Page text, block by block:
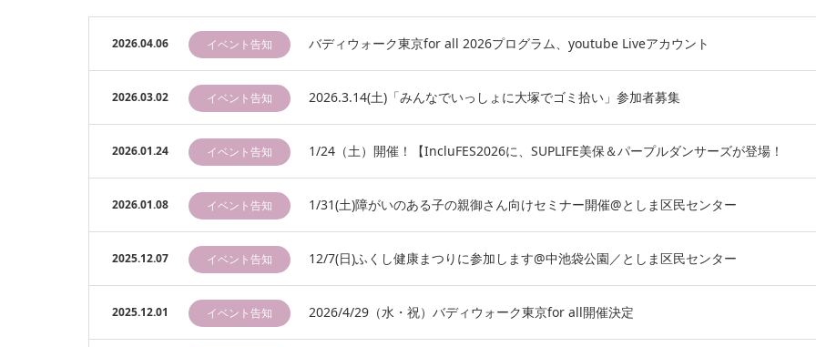
2026.04.06 イベント告知 バディウォーク東京for all 2026プログラム、youtube Liveアカウント
2026.03.02 イベント告知 2026.3.14(土)「みんなでいっしょに大塚でゴミ拾い」参加者募集
2026.01.24 イベント告知 1/24（土）開催！【IncluFES2026に、SUPLIFE美保＆パープルダンサーズが登場！
2026.01.08 イベント告知 1/31(土)障がいのある子の親御さん向けセミナー開催@としま区民センター
2025.12.07 イベント告知 12/7(日)ふくし健康まつりに参加します@中池袋公園／としま区民センター
2025.12.01 イベント告知 2026/4/29（水・祝）バディウォーク東京for all開催決定